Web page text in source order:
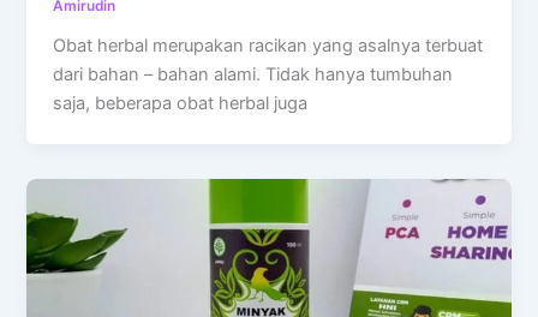
Amirudin
Obat herbal merupakan racikan yang asalnya terbuat
dari bahan – bahan alami. Tidak hanya tumbuhan
saja, beberapa obat herbal juga